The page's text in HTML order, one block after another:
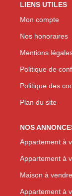
LIENS UTILES
Mon compte
Nos honoraires
Mentions
Politique de
Politique des
Plan du site
NOS
Appartement à
Appartement à
Maison à
Appartement à